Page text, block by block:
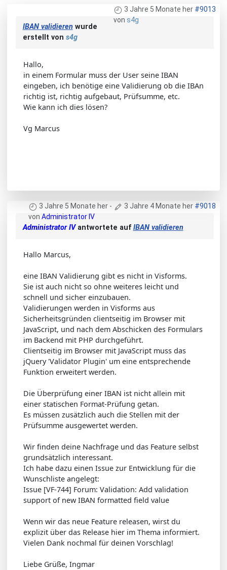
3 Jahre 5 Monate her #9013
vons4g
IBAN validierenwurde
erstellt von s4g
Hallo,
in einem Formular muss der User seine IBAN
eingeben, ich benötige eine Validierung ob die IBAn
richtig ist, richtig aufgebaut, Prüfsumme, etc.
Wie kann ich dies lösen?
Vg Marcus
3 Jahre 5 Monate her - 3 Jahre 4 Monate her #9018
vonAdministrator IV
Administrator IVantwortete auf IBAN validieren
Hallo Marcus,
eine IBAN Validierung gibt es nicht in Visforms.
Sie ist auch nicht so ohne weiteres leicht und
schnell und sicher einzubauen.
Validierungen werden in Visforms aus
Sicherheitsgründen clientseitig im Browser mit
JavaScript, und nach dem Abschicken des Formulars
im Backend mit PHP durchgeführt.
Clientseitig im Browser mit JavaScript muss das
jQuery 'Validator Plugin' um eine entsprechende
Funktion erweitert werden.
Die Überprüfung einer IBAN ist nicht allein mit
einer statischen Format-Prüfung getan.
Es müssen zusätzlich auch die Stellen mit der
Prüfsumme ausgewertet werden.
Wir finden deine Nachfrage und das Feature selbst
grundsätzlich interessant.
Ich habe dazu einen Issue zur Entwicklung für die
Wunschliste angelegt:
Issue [VF-744] Forum: Validation: Add validation
support of new IBAN formatted field value
Wenn wir das neue Feature releasen, wirst du
explizit über das Release hier im Thema informiert.
Vielen Dank nochmal für deinen Vorschlag!
Liebe Grüße, Ingmar